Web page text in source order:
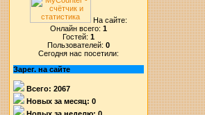
На сайте:
Онлайн всего:1
Гостей:1
Пользователей:0
Сегодня нас посетили:
Зарег. на сайте
Всего: 2067
Новых за месяц: 0